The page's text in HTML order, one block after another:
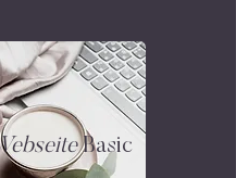
Basic